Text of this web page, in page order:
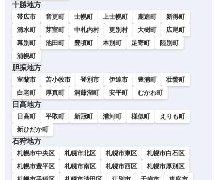
十勝地方
帯広市 音更町 士幌町 上士幌町 鹿追町
新得町
清水町
芽室町 中札内村 更別村 大樹町
広尾町
幕別町
池田町 豊頃町 本別町 足寄町
陸別町
浦幌町
胆振地方
室蘭市 苫小牧市 登別市 伊達市 豊浦町
壮瞥町
白老町
厚真町 洞爺湖町 安平町 むかわ町
日高地方
日高町 平取町 新冠町 浦河町 様似町
えりも町
新ひだか町
石狩地方
札幌市中央区 札幌市北区 札幌市東区
札幌市白石区
札幌市豊平区
札幌市南区 札幌市西区
札幌市厚別区